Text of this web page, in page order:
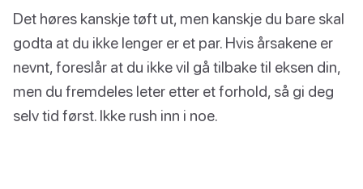
Det høres kanskje tøft ut, men kanskje du bare skal
godta at du ikke lenger er et par. Hvis årsakene er
nevnt, foreslår at du ikke vil gå tilbake til eksen din,
men du fremdeles leter etter et forhold, så gi deg
selv tid først. Ikke rush inn i noe.